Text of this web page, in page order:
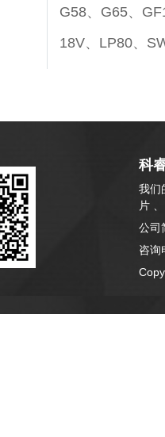
G58、G65、
18V、LP80、
科
我们
片
公司
咨询